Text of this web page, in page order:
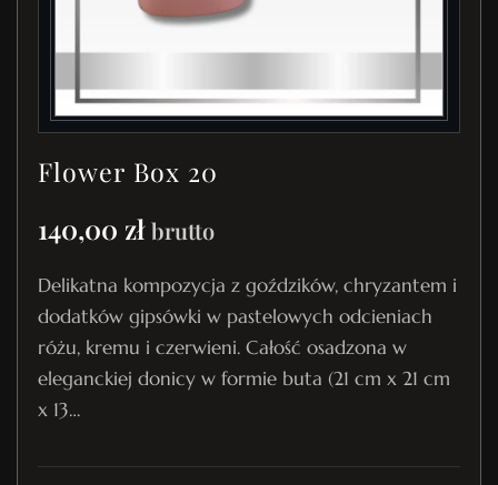
Flower Box 20
140,00 zł brutto
Delikatna kompozycja z goździków, chryzantem i
dodatków gipsówki w pastelowych odcieniach
różu, kremu i czerwieni. Całość osadzona w
eleganckiej donicy w formie buta (21 cm x 21 cm
x 13…